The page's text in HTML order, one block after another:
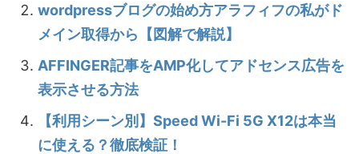
wordpressブログの始め方アラフィフの私がド
メイン取得から【図解で解説】
AFFINGER記事をAMP化してアドセンス広告を
表示させる方法
【利用シーン別】Speed Wi-Fi 5G X12は本当
に使える？徹底検証！